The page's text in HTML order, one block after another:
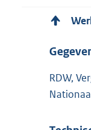
RDW,